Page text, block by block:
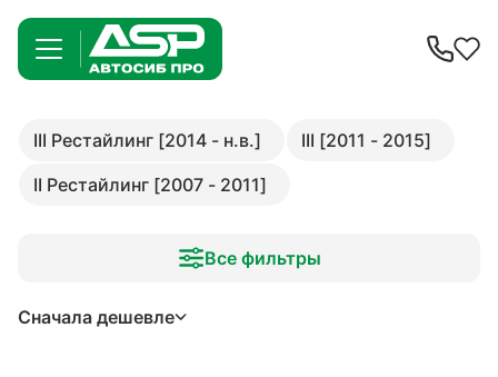
III Рестайлинг [2014 - н.в.]
III [2011 - 2015]
II Рестайлинг [2007 - 2011]
Все фильтры
Сначала дешевле